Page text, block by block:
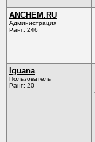
ANCHEM.RU
Администрация
Ранг: 246
Iguana
Пользователь
Ранг: 20